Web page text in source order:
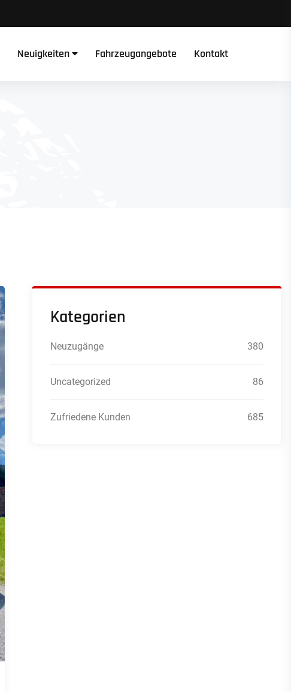
Neuigkeiten Fahrzeugangebote Kontakt
Kategorien
Neuzugänge 380
Uncategorized 86
Zufriedene Kunden 685